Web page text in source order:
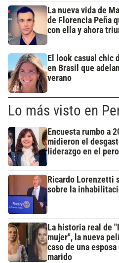
La nueva vida de
de Florencia Peña
con ella y ahora
El look casual chic
en Brasil que
verano
Lo más visto en
Encuesta rumbo a
midieron el
liderazgo en el
Ricardo Lorenzetti
sobre la
La historia real de
mujer", la nueva
caso de una
marido